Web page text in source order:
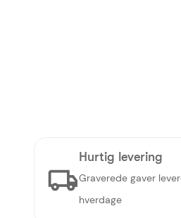
Hurtig levering
Graverede gaver
hverdage